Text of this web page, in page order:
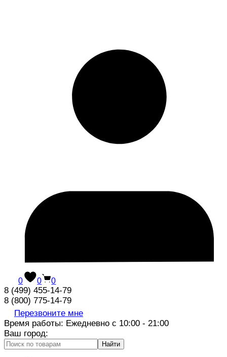
0 0 0
8 (499) 455-14-79
8 (800) 775-14-79
Перезвоните мне
Время работы: Ежедневно с 10:00 - 21:00
Ваш город:
Найти